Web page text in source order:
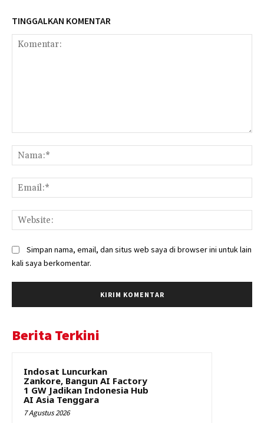
TINGGALKAN KOMENTAR
Simpan nama, email, dan situs web saya di browser ini untuk lain
kali saya berkomentar.
Berita Terkini
Indosat Luncurkan
Zankore, Bangun AI Factory
1 GW Jadikan Indonesia Hub
AI Asia Tenggara
7 Agustus 2026